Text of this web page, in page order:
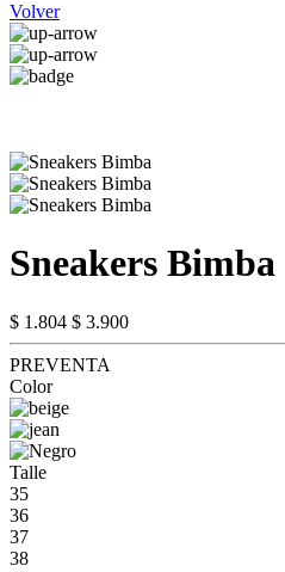
Volver
Sneakers Bimba
$ 1.804 $ 3.900
PREVENTA
Color
Talle
35
36
37
38